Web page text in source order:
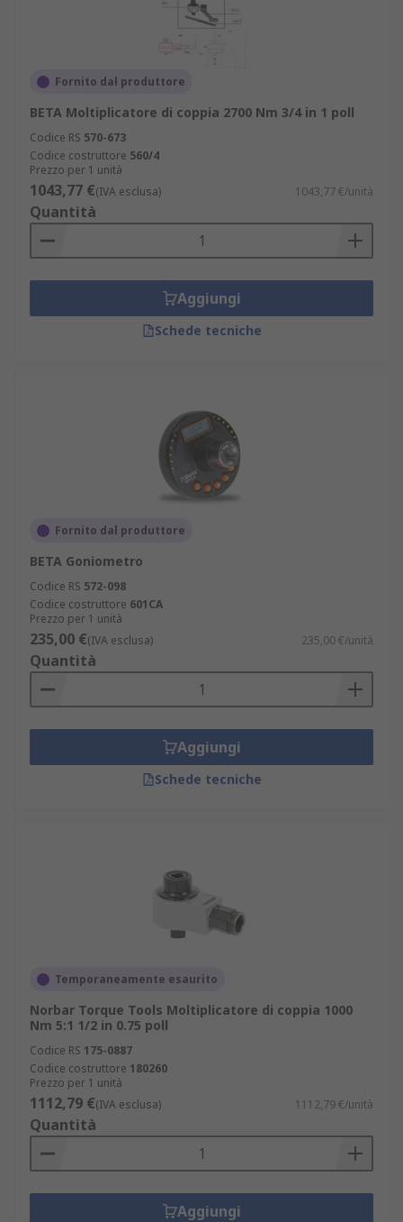
Fornito dal produttore
BETA Moltiplicatore di coppia 2700 Nm 3/4 in 1 poll
Codice RS 570-673
Codice costruttore 560/4
Prezzo per 1 unità
1043,77 €(IVA esclusa) 1043,77 €/unità
Quantità
Aggiungi
Schede tecniche
Fornito dal produttore
BETA Goniometro
Codice RS 572-098
Codice costruttore 601CA
Prezzo per 1 unità
235,00 €(IVA esclusa) 235,00 €/unità
Quantità
Aggiungi
Schede tecniche
Temporaneamente esaurito
Norbar Torque Tools Moltiplicatore di coppia 1000
Nm 5:1 1/2 in 0.75 poll
Codice RS 175-0887
Codice costruttore 180260
Prezzo per 1 unità
1112,79 €(IVA esclusa) 1112,79 €/unità
Quantità
Aggiungi